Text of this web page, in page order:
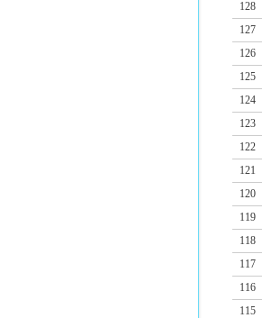
128
127
126
125
124
123
122
121
120
119
118
117
116
115